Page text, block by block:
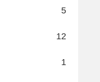
5
12
1